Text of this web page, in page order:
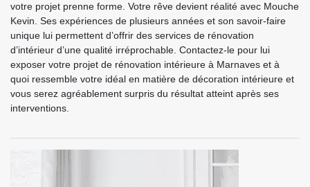
votre projet prenne forme. Votre rêve devient réalité avec Mouche
Kevin. Ses expériences de plusieurs années et son savoir-faire
unique lui permettent d’offrir des services de rénovation
d’intérieur d’une qualité irréprochable. Contactez-le pour lui
exposer votre projet de rénovation intérieure à Marnaves et à
quoi ressemble votre idéal en matière de décoration intérieure et
vous serez agréablement surpris du résultat atteint après ses
interventions.